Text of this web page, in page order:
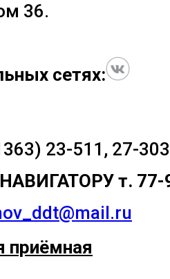
36.
сетях:
23-511, 27-303
НАВИГАТОРУ т. 77-
приёмная